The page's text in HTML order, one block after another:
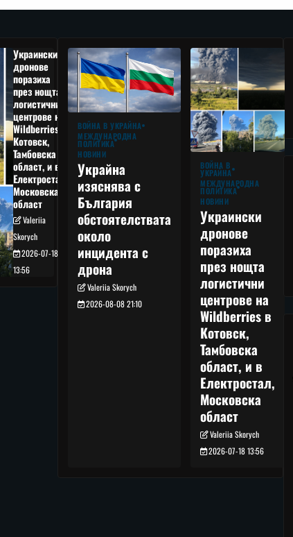
Украински
дронове
поразиха
през нощта
логистични
центрове на
Wildberries в
Котовск,
Тамбовска
област, и в
Електростал,
Московска
област
Valeriia
Skorych
2026-07-18
13:56
ВОЙНА В УКРАЙНА
МЕЖДУНАРОДНА
ПОЛИТИКА
НОВИНИ
Украйна
изяснява с
България
обстоятелствата
около
инцидента с
дрона
Valeriia Skorych
2026-08-08 21:10
ВОЙНА В
УКРАЙНА
МЕЖДУНАРОДНА
ПОЛИТИКА
НОВИНИ
Украински
дронове
поразиха
през нощта
логистични
центрове на
Wildberries в
Котовск,
Тамбовска
област, и в
Електростал,
Московска
област
Valeriia Skorych
2026-07-18 13:56